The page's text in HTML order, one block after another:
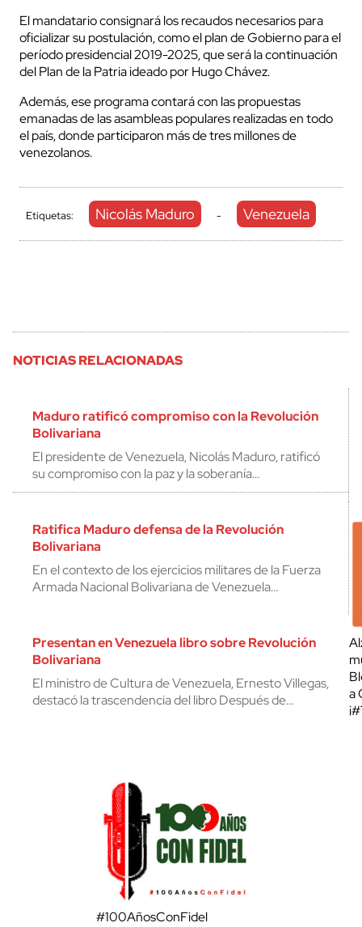
El mandatario consignará los recaudos necesarios para
oficializar su postulación, como el plan de Gobierno para el
período presidencial 2019-2025, que será la continuación
del Plan de la Patria ideado por Hugo Chávez.
Además, ese programa contará con las propuestas
emanadas de las asambleas populares realizadas en todo
el país, donde participaron más de tres millones de
venezolanos.
Etiquetas: Nicolás Maduro - Venezuela
NOTICIAS RELACIONADAS
Maduro ratificó compromiso con la Revolución
Bolivariana
El presidente de Venezuela, Nicolás Maduro, ratificó
su compromiso con la paz y la soberanía…
Ratifica Maduro defensa de la Revolución
Bolivariana
En el contexto de los ejercicios militares de la Fuerza
Armada Nacional Bolivariana de Venezuela…
Presentan en Venezuela libro sobre Revolución
Bolivariana
El ministro de Cultura de Venezuela, Ernesto Villegas,
destacó la trascendencia del libro Después de…
a
#100AñosConFidel